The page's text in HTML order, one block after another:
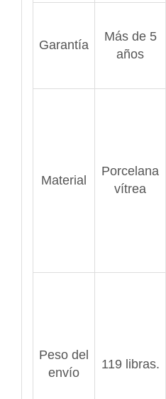
Garantía
Más de 5
años
Material
Porcelana
vítrea
Peso del
envío
119 libras.